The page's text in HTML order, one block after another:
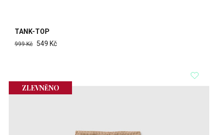
TANK-TOP
999 Kč 549 Kč
ZLEVNĚNO